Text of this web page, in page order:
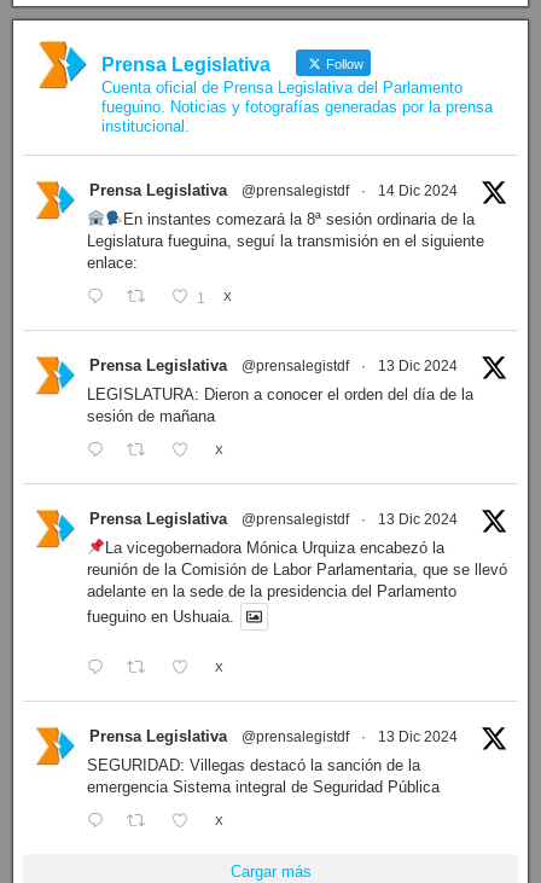
Prensa Legislativa Follow
Cuenta oficial de Prensa Legislativa del Parlamento
fueguino. Noticias y fotografías generadas por la prensa
institucional.
Prensa Legislativa @prensalegistdf · 14 Dic 2024
En instantes comezará la 8ª sesión ordinaria de la
Legislatura fueguina, seguí la transmisión en el siguiente
enlace:
1 X
Prensa Legislativa @prensalegistdf · 13 Dic 2024
LEGISLATURA: Dieron a conocer el orden del día de la
sesión de mañana
X
Prensa Legislativa @prensalegistdf · 13 Dic 2024
La vicegobernadora Mónica Urquiza encabezó la
reunión de la Comisión de Labor Parlamentaria, que se llevó
adelante en la sede de la presidencia del Parlamento
fueguino en Ushuaia.
X
Prensa Legislativa @prensalegistdf · 13 Dic 2024
SEGURIDAD: Villegas destacó la sanción de la
emergencia Sistema integral de Seguridad Pública
X
Cargar más